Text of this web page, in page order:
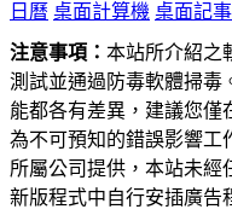
日曆 桌面計算機 桌面記
注意事項： 本站所介紹之
測試並通過防毒軟體掃毒
能都各有差異，建議您僅
為不可預知的錯誤影響工
所屬公司提供，本站未經
新版程式中自行安插廣告